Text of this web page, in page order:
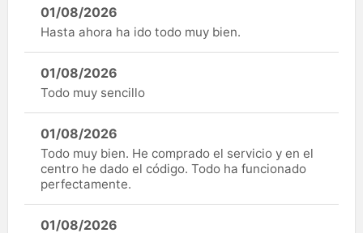
01/08/2026
Hasta ahora ha ido todo muy bien.
01/08/2026
Todo muy sencillo
01/08/2026
Todo muy bien. He comprado el servicio y en el
centro he dado el código. Todo ha funcionado
perfectamente.
01/08/2026